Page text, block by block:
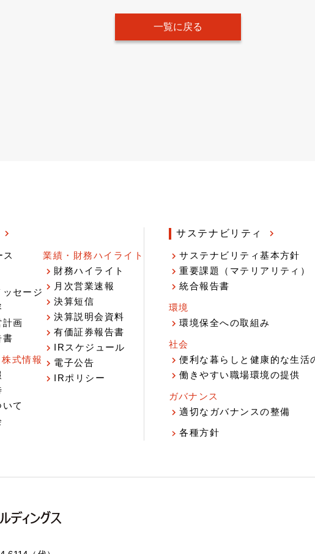
一覧に戻る
ス
ッセージ
計画
書
式情報
て
業績・財務ハイライト
財務ハイライト
月次営業速報
決算短信
決算説明会資料
有価証券報告書
IRスケジュール
電子公告
IRポリシー
サステナビリティ
サステナビリティ基本方針
重要課題（マテリアリティ）
統合報告書
環境
環境保全への取組み
社会
便利な暮らしと健康的な生活
働きやすい職場環境の提供
ガバナンス
適切なガバナンスの整備
各種方針